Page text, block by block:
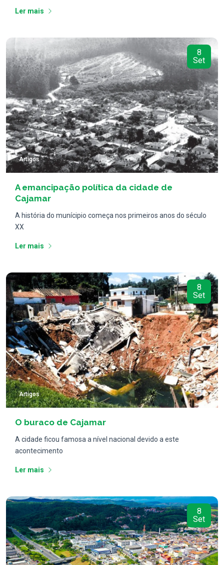
Ler mais
8
Set
Artigos
A emancipação política da cidade de
Cajamar
A história do munícipio começa nos primeiros anos do século
XX
Ler mais
8
Set
Artigos
O buraco de Cajamar
A cidade ficou famosa a nível nacional devido a este
acontecimento
Ler mais
8
Set